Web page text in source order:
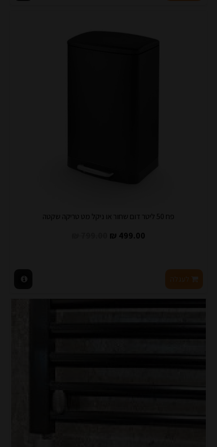
פח 50 ליטר דום שחור או ניקל מט טריקה שקטה
499.00 ₪
לעגלה